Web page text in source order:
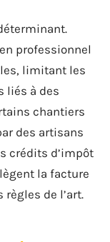
professionnel
limitant les
liés à des
chantiers
des artisans
crédits d’impôt
la facture
de l’art.